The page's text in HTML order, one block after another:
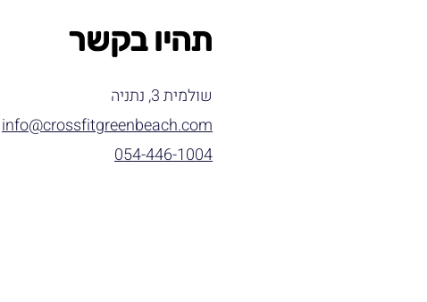
תהיו בקשר
שולמית 3, נתניה
info@crossfitgreenbeach.com
054-446-1004